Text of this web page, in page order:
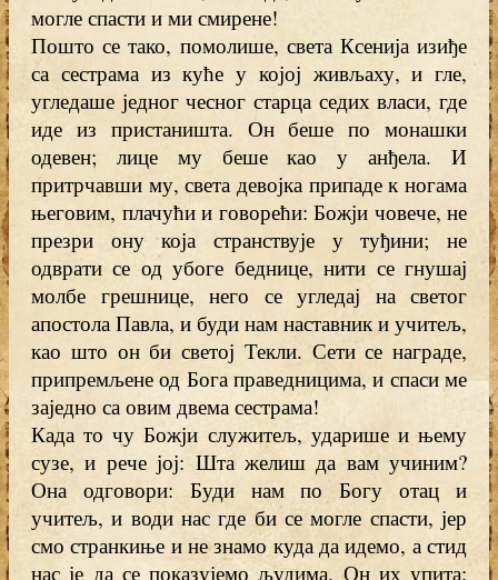
могле спасти и ми смирене!
Пошто се тако, помолише, света Ксенија изиђе
са сестрама из куће у којој живљаху, и гле,
угледаше једног чесног старца седих власи, где
иде из пристаништа. Он беше по монашки
одевен; лице му беше као у анђела. И
притрчавши му, света девојка припаде к ногама
његовим, плачући и говорећи: Божји човече, не
презри ону која странствује у туђини; не
одврати се од убоге беднице, нити се гнушај
молбе грешнице, него се угледај на светог
апостола Павла, и буди нам наставник и учитељ,
као што он би светој Текли. Сети се награде,
припремљене од Бога праведницима, и спаси ме
заједно са овим двема сестрама!
Када то чу Божји служитељ, ударише и њему
сузе, и рече јој: Шта желиш да вам учиним?
Она одговори: Буди нам по Богу отац и
учитељ, и води нас где би се могле спасти, јер
смо странкиње и не знамо куда да идемо, а стид
нас је да се показујемо људима. Он их упита: